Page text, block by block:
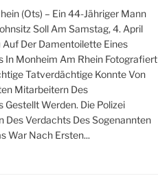
(ots) – Ein 44-Jähriger Mann
Soll Am Samstag, 4. April
Auf Der Damentoilette Eines
In Monheim Am Rhein Fotografiert
Tatverdächtige Konnte Von
Mitarbeitern Des
Gestellt Werden. Die Polizei
Des Verdachts Des Sogenannten
War Nach Ersten...